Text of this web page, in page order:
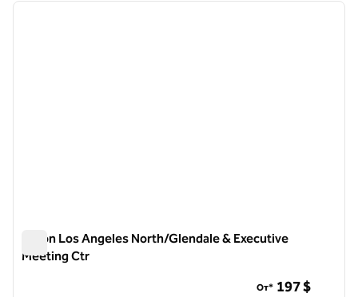
1 из 12
Hilton Los Angeles North/Glendale & Executive
Meeting Ctr
От* 197 $